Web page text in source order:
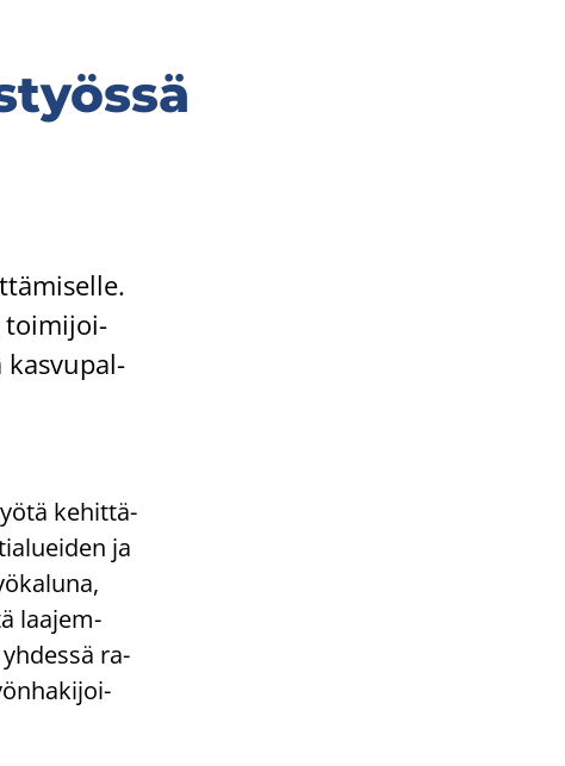
toi­mi­joi­
kas­vu­pal­
ke­hit­tä­
ja
laa­jem­
ra­